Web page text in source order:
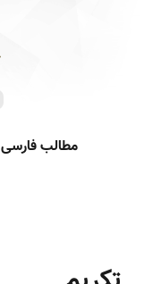
مطالب فارسی